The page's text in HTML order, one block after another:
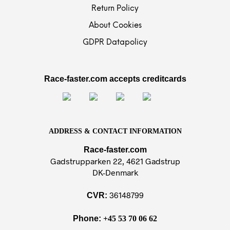
Return Policy
About Cookies
GDPR Datapolicy
Race-faster.com accepts creditcards
ADDRESS & CONTACT INFORMATION
Race-faster.com
Gadstrupparken 22, 4621 Gadstrup
DK-Denmark
CVR: 36148799
Phone: +45 53 70 06 62